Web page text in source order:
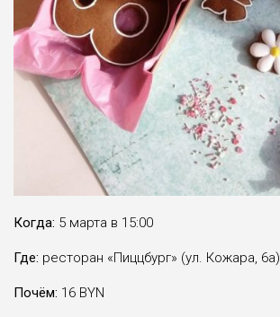
Когда: 5 марта в 15:00
Где: ресторан «Пиццбург» (ул. Кожара, 6а)
Почём: 16 BYN